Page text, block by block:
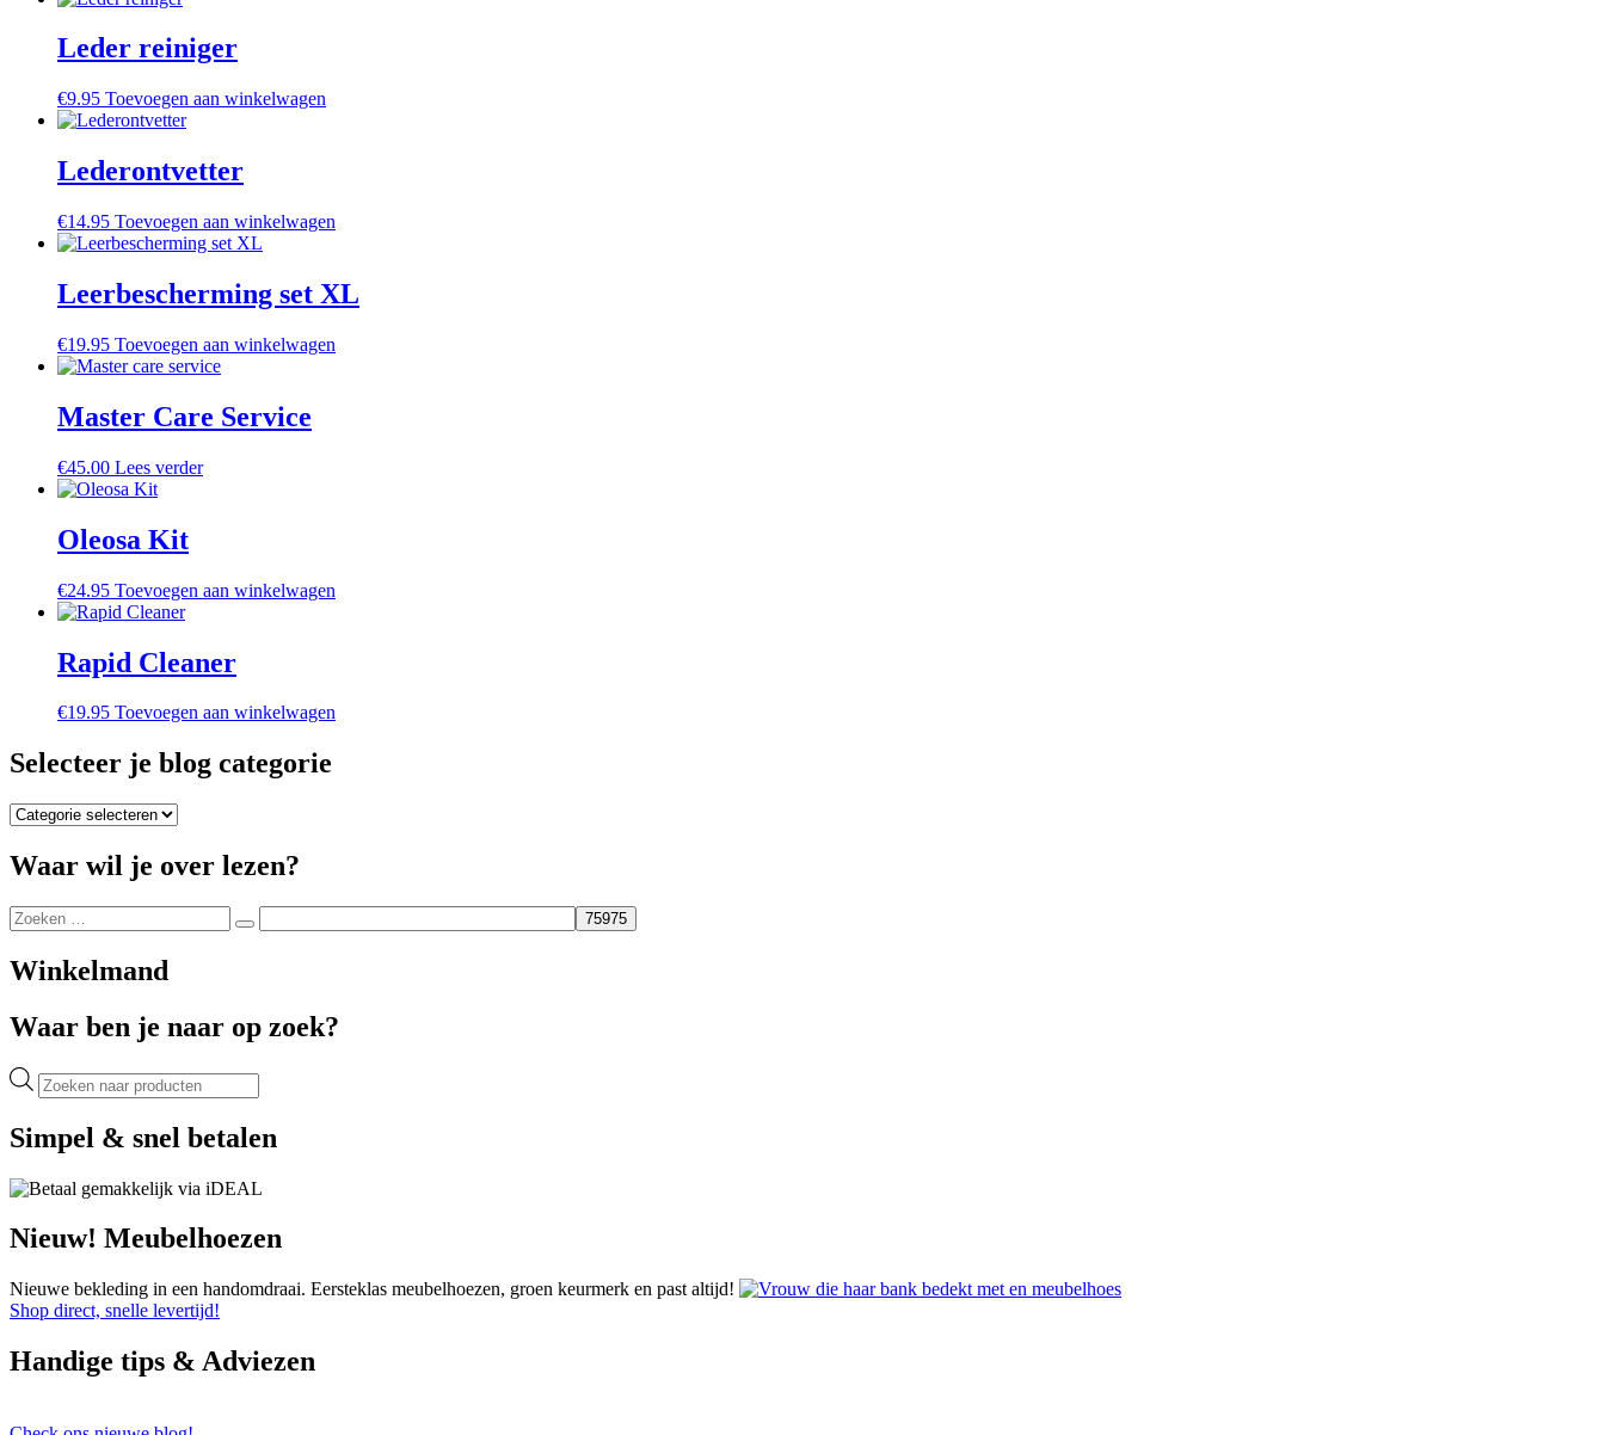
Leder reiniger
€9.95 Toevoegen aan winkelwagen
Lederontvetter
€14.95 Toevoegen aan winkelwagen
Leerbescherming set XL
€19.95 Toevoegen aan winkelwagen
Master Care Service
€45.00 Lees verder
Oleosa Kit
€24.95 Toevoegen aan winkelwagen
Rapid Cleaner
€19.95 Toevoegen aan winkelwagen
Selecteer je blog categorie
Selecteer
blog
categorie
Waar wil je over lezen?
Zoeken
naar:
Zoeken
Winkelmand
Waar ben je naar op zoek?
Producten
zoeken
Simpel & snel betalen
Nieuw! Meubelhoezen
Nieuwe bekleding in een handomdraai. Eersteklas meubelhoezen, groen keurmerk en past altijd!
Shop direct, snelle levertijd!
Handige tips & Adviezen